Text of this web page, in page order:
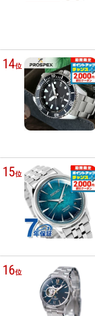
14位
15位
16位